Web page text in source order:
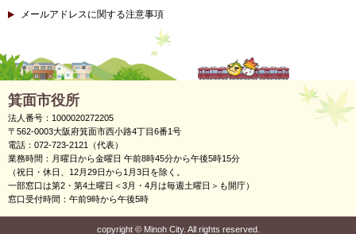
メールアドレスに関する注意事項
箕面市役所
法人番号：1000020272205
〒562-0003大阪府箕面市西小路4丁目6番1号
電話：072-723-2121（代表）
業務時間：月曜日から金曜日 午前8時45分から午後5時15分
（祝日・休日、12月29日から1月3日を除く。
一部窓口は第2・第4土曜日＜3月・4月は毎週土曜日＞も開庁）
窓口受付時間：午前9時から午後5時
copyright ©Minoh City. All rights reserved.